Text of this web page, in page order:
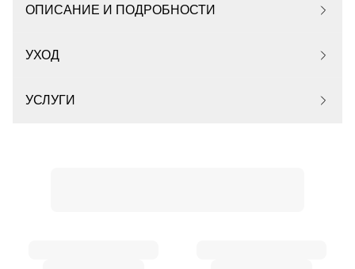
ОПИСАНИЕ И ПОДРОБНОСТИ
УХОД
УСЛУГИ